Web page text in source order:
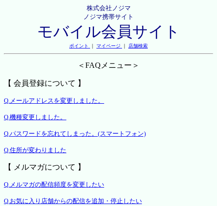
株式会社ノジマ
ノジマ携帯サイト
モバイル会員サイト
ポイント ｜ マイページ ｜ 店舗検索
＜FAQメニュー＞
【 会員登録について 】
Q.メールアドレスを変更しました。
Q.機種変更しました。
Q.パスワードを忘れてしまった。(スマートフォン)
Q.住所が変わりました
【 メルマガについて 】
Q.メルマガの配信頻度を変更したい
Q.お気に入り店舗からの配信を追加・停止したい